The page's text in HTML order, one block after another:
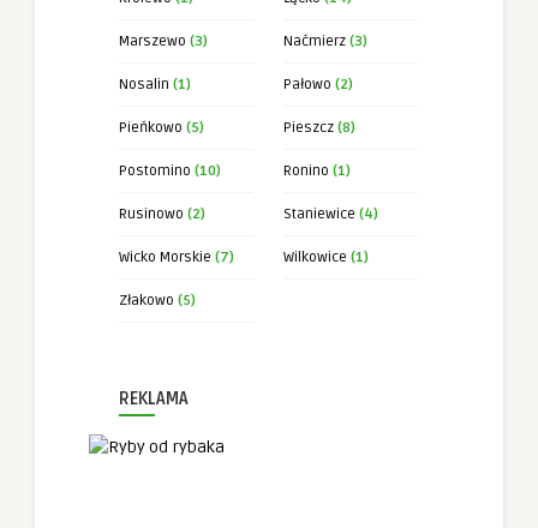
Marszewo (3) Naćmierz (3)
Nosalin (1) Pałowo (2)
Pieńkowo (5) Pieszcz (8)
Postomino (10) Ronino (1)
Rusinowo (2) Staniewice (4)
Wicko Morskie (7) Wilkowice (1)
Złakowo (5)
REKLAMA